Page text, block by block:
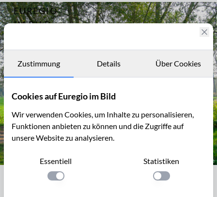
EUREGIO
IM BILD
Archiv
Kontakt
Archiv 7844
Geultal zwischen Cottessen und Epen
Geultal zwischen Cottessen und Epen
Zustimmung Details Über Cookies
Cookies auf Euregio im Bild
Wir verwenden Cookies, um Inhalte zu personalisieren,
Funktionen anbieten zu können und die Zugriffe auf
unsere Website zu analysieren.
Essentiell
Einstellung anwenden
Statistiken
Einstellung